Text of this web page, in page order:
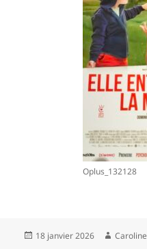
Oplus_132128
Publié
18 janvier 2026 Auteur
Caroline